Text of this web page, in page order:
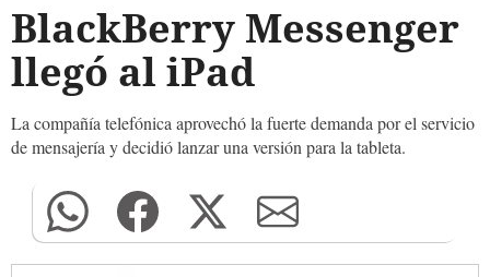
BlackBerry Messenger
llegó al iPad
La compañía telefónica aprovechó la fuerte demanda por el servicio
de mensajería y decidió lanzar una versión para la tableta.